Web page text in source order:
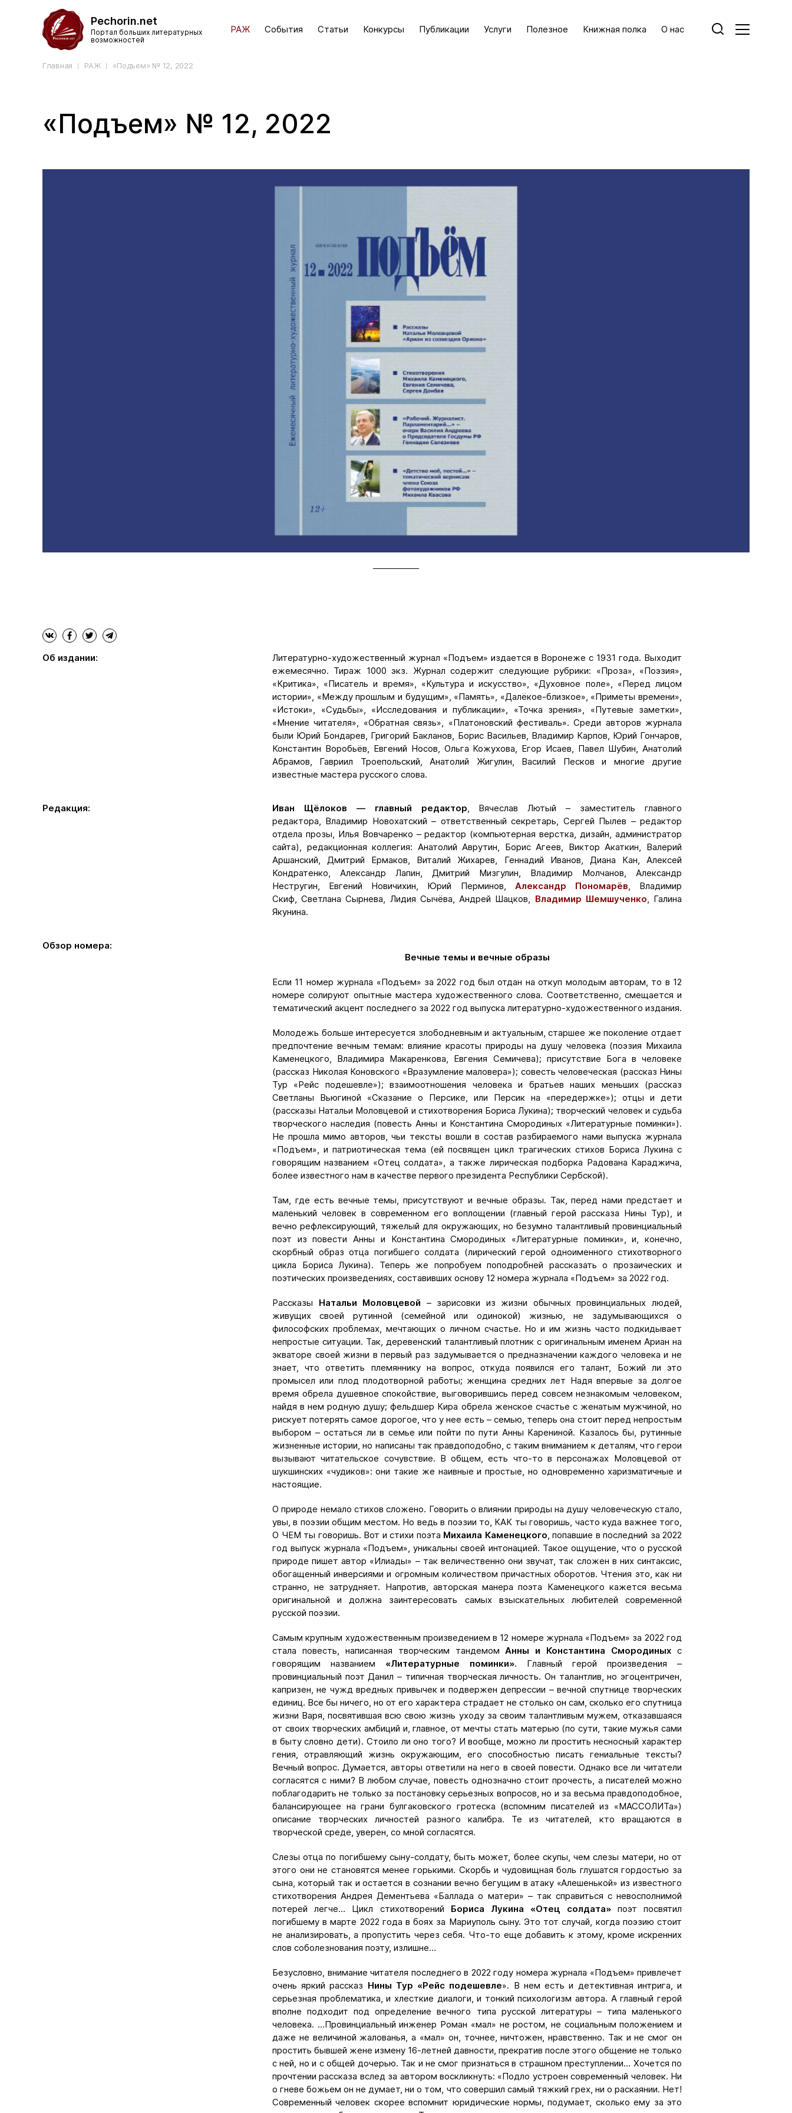
Pechorin.net
Портал больших литературных
возможностей
РАЖ События Статьи Конкурсы Публикации Услуги Полезное Книжная полка О нас
Главная РАЖ «Подъем» № 12, 2022
«Подъем» № 12, 2022
Об издании:
Литературно-художественный журнал «Подъем» издается в Воронеже с 1931 года. Выходит
ежемесячно. Тираж 1000 экз. Журнал содержит следующие рубрики: «Проза», «Поэзия»,
«Критика», «Писатель и время», «Культура и искусство», «Духовное поле», «Перед лицом
истории», «Между прошлым и будущим», «Память», «Далёкое-близкое», «Приметы времени»,
«Истоки», «Судьбы», «Исследования и публикации», «Точка зрения», «Путевые заметки»,
«Мнение читателя», «Обратная связь», «Платоновский фестиваль». Среди авторов журнала
были Юрий Бондарев, Григорий Бакланов, Борис Васильев, Владимир Карпов, Юрий Гончаров,
Константин Воробьёв, Евгений Носов, Ольга Кожухова, Егор Исаев, Павел Шубин, Анатолий
Абрамов, Гавриил Троепольский, Анатолий Жигулин, Василий Песков и многие другие
известные мастера русского слова.
Редакция: Иван Щёлоков — главный редактор, Вячеслав Лютый – заместитель главного
редактора, Владимир Новохатский – ответственный секретарь, Сергей Пылев – редактор
отдела прозы, Илья Вовчаренко – редактор (компьютерная верстка, дизайн, администратор
сайта), редакционная коллегия: Анатолий Аврутин, Борис Агеев, Виктор Акаткин, Валерий
Аршанский, Дмитрий Ермаков, Виталий Жихарев, Геннадий Иванов, Диана Кан, Алексей
Кондратенко, Александр Лапин, Дмитрий Мизгулин, Владимир Молчанов, Александр
Нестругин, Евгений Новичихин, Юрий Перминов, Александр Пономарёв, Владимир
Скиф, Светлана Сырнева, Лидия Сычёва, Андрей Шацков, Владимир Шемшученко, Галина
Якунина.
Обзор номера:
Вечные темы и вечные образы
Если 11 номер журнала «Подъем» за 2022 год был отдан на откуп молодым авторам, то в 12
номере солируют опытные мастера художественного слова. Соответственно, смещается и
тематический акцент последнего за 2022 год выпуска литературно-художественного издания.
Молодежь больше интересуется злободневным и актуальным, старшее же поколение отдает
предпочтение вечным темам: влияние красоты природы на душу человека (поэзия Михаила
Каменецкого, Владимира Макаренкова, Евгения Семичева); присутствие Бога в человеке
(рассказ Николая Коновского «Вразумление маловера»); совесть человеческая (рассказ Нины
Тур «Рейс подешевле»); взаимоотношения человека и братьев наших меньших (рассказ
Светланы Вьюгиной «Сказание о Персике, или Персик на «передержке»); отцы и дети
(рассказы Натальи Моловцевой и стихотворения Бориса Лукина); творческий человек и судьба
творческого наследия (повесть Анны и Константина Смородиных «Литературные поминки»).
Не прошла мимо авторов, чьи тексты вошли в состав разбираемого нами выпуска журнала
«Подъем», и патриотическая тема (ей посвящен цикл трагических стихов Бориса Лукина с
говорящим названием «Отец солдата», а также лирическая подборка Радована Караджича,
более известного нам в качестве первого президента Республики Сербской).
Там, где есть вечные темы, присутствуют и вечные образы. Так, перед нами предстает и
маленький человек в современном его воплощении (главный герой рассказа Нины Тур), и
вечно рефлексирующий, тяжелый для окружающих, но безумно талантливый провинциальный
поэт из повести Анны и Константина Смородиных «Литературные поминки», и, конечно,
скорбный образ отца погибшего солдата (лирический герой одноименного стихотворного
цикла Бориса Лукина). Теперь же попробуем поподробней рассказать о прозаических и
поэтических произведениях, составивших основу 12 номера журнала «Подъем» за 2022 год.
Рассказы Натальи Моловцевой – зарисовки из жизни обычных провинциальных людей,
живущих своей рутинной (семейной или одинокой) жизнью, не задумывающихся о
философских проблемах, мечтающих о личном счастье. Но и им жизнь часто подкидывает
непростые ситуации. Так, деревенский талантливый плотник с оригинальным именем Ариан на
экваторе своей жизни в первый раз задумывается о предназначении каждого человека и не
знает, что ответить племяннику на вопрос, откуда появился его талант, Божий ли это
промысел или плод плодотворной работы; женщина средних лет Надя впервые за долгое
время обрела душевное спокойствие, выговорившись перед совсем незнакомым человеком,
найдя в нем родную душу; фельдшер Кира обрела женское счастье с женатым мужчиной, но
рискует потерять самое дорогое, что у нее есть – семью, теперь она стоит перед непростым
выбором – остаться ли в семье или пойти по пути Анны Карениной. Казалось бы, рутинные
жизненные истории, но написаны так правдоподобно, с таким вниманием к деталям, что герои
вызывают читательское сочувствие. В общем, есть что-то в персонажах Моловцевой от
шукшинских «чудиков»: они такие же наивные и простые, но одновременно харизматичные и
настоящие.
О природе немало стихов сложено. Говорить о влиянии природы на душу человеческую стало,
увы, в поэзии общим местом. Но ведь в поэзии то, КАК ты говоришь, часто куда важнее того,
О ЧЕМ ты говоришь. Вот и стихи поэта Михаила Каменецкого, попавшие в последний за 2022
год выпуск журнала «Подъем», уникальны своей интонацией. Такое ощущение, что о русской
природе пишет автор «Илиады» – так величественно они звучат, так сложен в них синтаксис,
обогащенный инверсиями и огромным количеством причастных оборотов. Чтения это, как ни
странно, не затрудняет. Напротив, авторская манера поэта Каменецкого кажется весьма
оригинальной и должна заинтересовать самых взыскательных любителей современной
русской поэзии.
Самым крупным художественным произведением в 12 номере журнала «Подъем» за 2022 год
стала повесть, написанная творческим тандемомАнны и Константина Смородиных с
говорящим названием «Литературные поминки». Главный герой произведения –
провинциальный поэт Данил – типичная творческая личность. Он талантлив, но эгоцентричен,
капризен, не чужд вредных привычек и подвержен депрессии – вечной спутнице творческих
единиц. Все бы ничего, но от его характера страдает не столько он сам, сколько его спутница
жизни Варя, посвятившая всю свою жизнь уходу за своим талантливым мужем, отказавшаяся
от своих творческих амбиций и, главное, от мечты стать матерью (по сути, такие мужья сами
в быту словно дети). Стоило ли оно того? И вообще, можно ли простить несносный характер
гения, отравляющий жизнь окружающим, его способностью писать гениальные тексты?
Вечный вопрос. Думается, авторы ответили на него в своей повести. Однако все ли читатели
согласятся с ними? В любом случае, повесть однозначно стоит прочесть, а писателей можно
поблагодарить не только за постановку серьезных вопросов, но и за весьма правдоподобное,
балансирующее на грани булгаковского гротеска (вспомним писателей из «МАССОЛИТа»)
описание творческих личностей разного калибра. Те из читателей, кто вращаются в
творческой среде, уверен, со мной согласятся.
Слезы отца по погибшему сыну-солдату, быть может, более скупы, чем слезы матери, но от
этого они не становятся менее горькими. Скорбь и чудовищная боль глушатся гордостью за
сына, который так и остается в сознании вечно бегущим в атаку «Алешенькой» из известного
стихотворения Андрея Дементьева «Баллада о матери» – так справиться с невосполнимой
потерей легче… Цикл стихотворений Бориса Лукина «Отец солдата»поэт посвятил
погибшему в марте 2022 года в боях за Мариуполь сыну. Это тот случай, когда поэзию стоит
не анализировать, а пропустить через себя. Что-то еще добавить к этому, кроме искренних
слов соболезнования поэту, излишне…
Безусловно, внимание читателя последнего в 2022 году номера журнала «Подъем» привлечет
очень яркий рассказ Нины Тур «Рейс подешевле». В нем есть и детективная интрига, и
серьезная проблематика, и хлесткие диалоги, и тонкий психологизм автора. А главный герой
вполне подходит под определение вечного типа русской литературы – типа маленького
человека. …Провинциальный инженер Роман «мал» не ростом, не социальным положением и
даже не величиной жалованья, а «мал» он, точнее, ничтожен, нравственно. Так и не смог он
простить бывшей жене измену 16-летней давности, прекратив после этого общение не только
с ней, но и с общей дочерью. Так и не смог признаться в страшном преступлении… Хочется по
прочтении рассказа вслед за автором воскликнуть: «Подло устроен современный человек. Ни
о гневе божьем он не думает, ни о том, что совершил самый тяжкий грех, ни о раскаянии. Нет!
Современный человек скорее вспомнит юридические нормы, подумает, сколько ему за это